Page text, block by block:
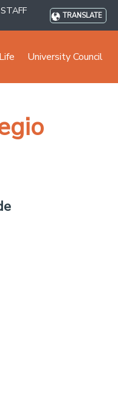
STAFF TRANSLATE
University Council